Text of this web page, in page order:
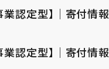
認定型】｜寄付情報
認定型】｜寄付情報